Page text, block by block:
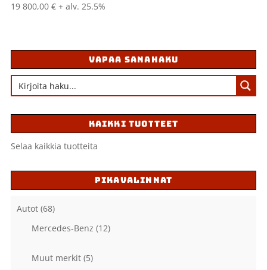
19 800,00 € + alv. 25.5%
VAPAA SANAHAKU
KAIKKI TUOTTEET
Selaa kaikkia tuotteita
PIKAVALINNAT
Autot (68)
Mercedes-Benz (12)
Muut merkit (5)